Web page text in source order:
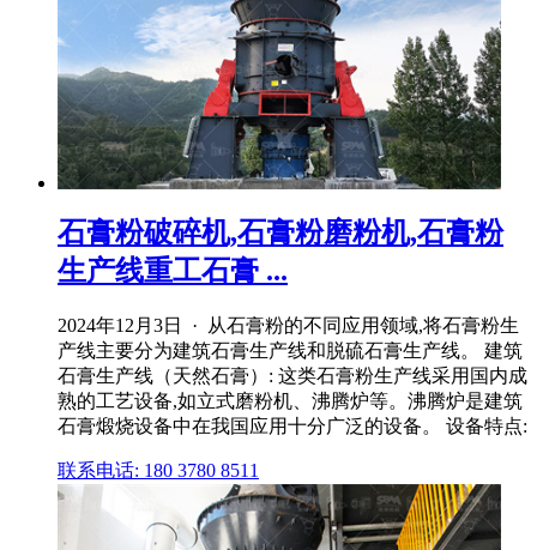
石膏粉破碎机,石膏粉磨粉机,石膏粉
生产线重工石膏 ...
2024年12月3日 · 从石膏粉的不同应用领域,将石膏粉生
产线主要分为建筑石膏生产线和脱硫石膏生产线。 建筑
石膏生产线（天然石膏）: 这类石膏粉生产线采用国内成
熟的工艺设备,如立式磨粉机、沸腾炉等。沸腾炉是建筑
石膏煅烧设备中在我国应用十分广泛的设备。 设备特点:
联系电话: 180 3780 8511